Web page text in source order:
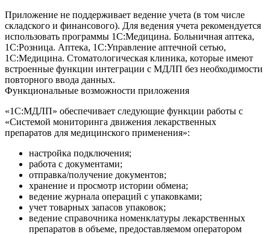
Приложение не поддерживает ведение учета (в том числе
складского и финансового). Для ведения учета рекомендуется
использовать программы 1С:Медицина. Больничная аптека,
1С:Розница. Аптека, 1С:Управление аптечной сетью,
1С:Медицина. Стоматологическая клиника, которые имеют
встроенные функции интеграции с МДЛП без необходимости
повторного ввода данных.
Функциональные возможности приложения
«1С:МДЛП» обеспечивает следующие функции работы с
«Системой мониторинга движения лекарственных
препаратов для медицинского применения»:
настройка подключения;
работа с документами;
отправка/получение документов;
хранение и просмотр истории обмена;
ведение журнала операций с упаковками;
учет товарных запасов упаковок;
ведение справочника номенклатуры лекарственных
препаратов в объеме, предоставляемом оператором